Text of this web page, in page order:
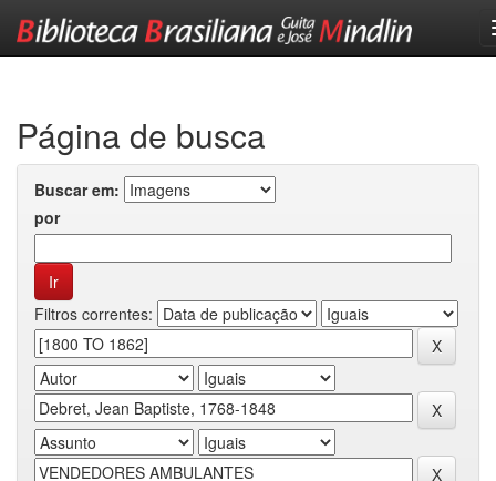
Página de busca
Buscar em:
por
Filtros correntes: